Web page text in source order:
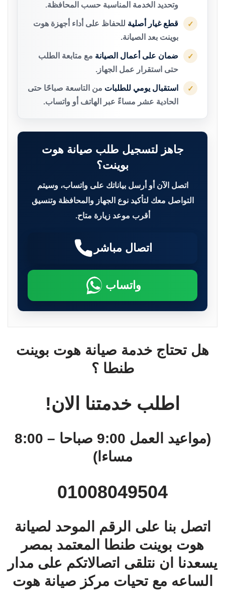
وتحديد الخدمة المناسبة حسب المحافظة.
✓ قطع غيار أصلية للحفاظ على أداء أجهزة هوت
بوينت بعد الصيانة.
✓ ضمان على أعمال الصيانة مع متابعة الطلب
حتى استقرار عمل الجهاز.
✓ استقبال يومي للطلبات من التاسعة صباحًا حتى
الحادية عشر مساءً عبر الهاتف أو واتساب.
جاهز لتسجيل طلب صيانة هوت
بوينت؟
اتصل الآن أو أرسل بياناتك على واتساب، وسيتم
التواصل معك لتأكيد نوع الجهاز والمحافظة وتنسيق
أقرب موعد زيارة متاح.
اتصال مباشر
واتساب
هل تحتاج خدمة صيانة هوت بوينت
طنطا ؟
اطلب خدمتنا الان!
(مواعيد العمل 9:00 صباحا – 8:00
مساءا)
01008049504
اتصل بنا على الرقم الموحد لصيانة
هوت بوينت طنطا المعتمد بمصر
يسعدنا ان نتلقى اتصالاتكم على مدار
الساعه مع تحيات مركز صيانة هوت